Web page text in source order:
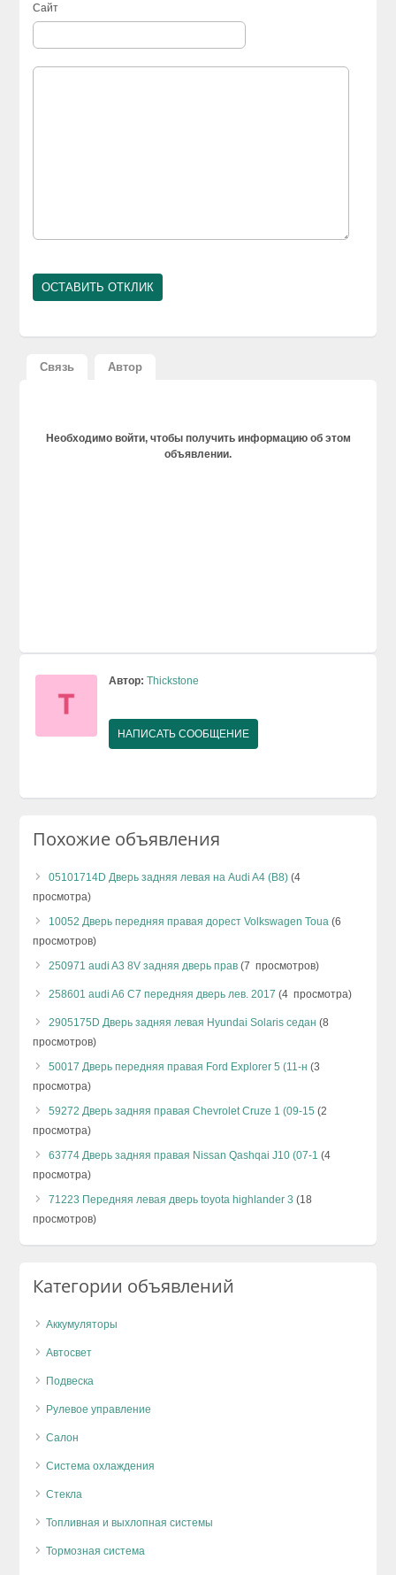
Сайт
Связь Автор
Необходимо войти, чтобы получить информацию об этом
объявлении.
Автор: Thickstone
НАПИСАТЬ СООБЩЕНИЕ
Похожие объявления
05101714D Дверь задняя левая на Audi A4 (B8) (4
просмотра)
10052 Дверь передняя правая дорест Volkswagen Toua (6
просмотров)
250971 audi A3 8V задняя дверь прав (7 просмотров)
258601 audi A6 C7 передняя дверь лев. 2017 (4 просмотра)
2905175D Дверь задняя левая Hyundai Solaris седан (8
просмотров)
50017 Дверь передняя правая Ford Explorer 5 (11-н (3
просмотра)
59272 Дверь задняя правая Chevrolet Cruze 1 (09-15 (2
просмотра)
63774 Дверь задняя правая Nissan Qashqai J10 (07-1 (4
просмотра)
71223 Передняя левая дверь toyota highlander 3 (18
просмотров)
Категории объявлений
Аккумуляторы
Автосвет
Подвеска
Рулевое управление
Салон
Система охлаждения
Стекла
Топливная и выхлопная системы
Тормозная система